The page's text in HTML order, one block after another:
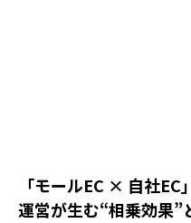
「モールEC × 自社
運営が生む“相乗効果”